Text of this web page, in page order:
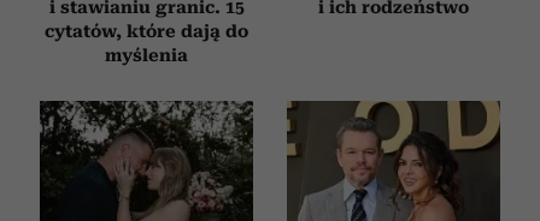
i stawianiu granic. 15
cytatów, które dają do
myślenia
i ich rodzeństwo